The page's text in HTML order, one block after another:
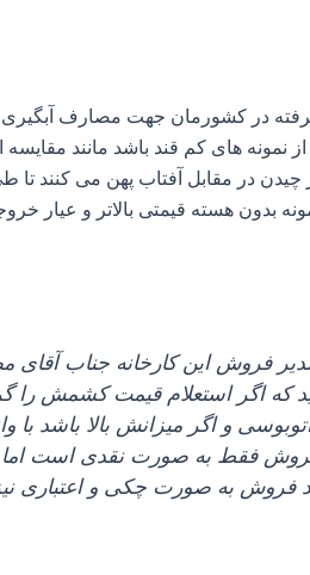
در کشورمان جهت مصارف آبگیری
نمونه‌ های کم قند باشد مانند
چیدن در مقابل آفتاب پهن می‌
بدون هسته قیمتی بالاتر و عیار
فروش این کارخانه جناب
که اگر استعلام قیمت کشمش
و اگر میزانش بالا باشد
فقط به صورت نقدی است اما
فروش به صورت چکی و اعتباری